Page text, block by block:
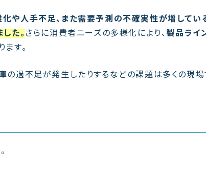
や人手不足、また需要予測の不確実性が増してい
た。さらに消費者ニーズの多様化により、 製品ライ
す。
の過不足が発生したりするなどの課題は多くの現